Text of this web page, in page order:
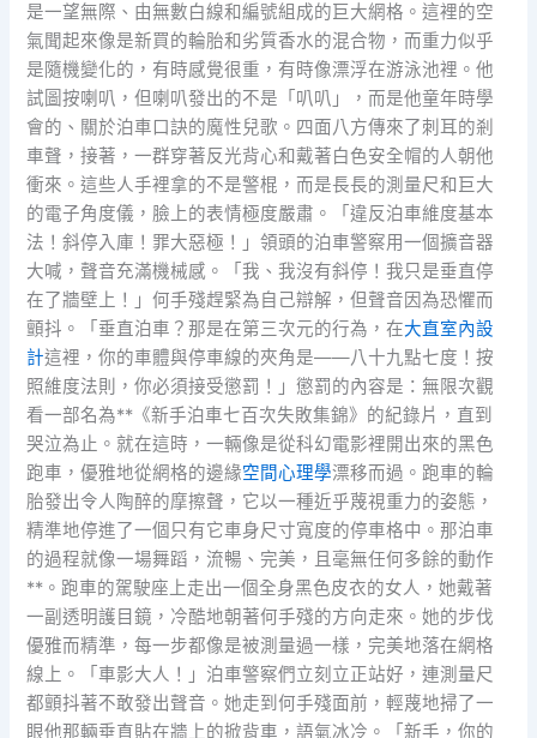
是一望無際、由無數白線和編號組成的巨大網格。這裡的空
氣聞起來像是新買的輪胎和劣質香水的混合物，而重力似乎
是隨機變化的，有時感覺很重，有時像漂浮在游泳池裡。他
試圖按喇叭，但喇叭發出的不是「叭叭」，而是他童年時學
會的、關於泊車口訣的魔性兒歌。四面八方傳來了刺耳的剎
車聲，接著，一群穿著反光背心和戴著白色安全帽的人朝他
衝來。這些人手裡拿的不是警棍，而是長長的測量尺和巨大
的電子角度儀，臉上的表情極度嚴肅。「違反泊車維度基本
法！斜停入庫！罪大惡極！」領頭的泊車警察用一個擴音器
大喊，聲音充滿機械感。「我、我沒有斜停！我只是垂直停
在了牆壁上！」何手殘趕緊為自己辯解，但聲音因為恐懼而
顫抖。「垂直泊車？那是在第三次元的行為，在大直室內設
計這裡，你的車體與停車線的夾角是——八十九點七度！按
照維度法則，你必須接受懲罰！」懲罰的內容是：無限次觀
看一部名為**《新手泊車七百次失敗集錦》的紀錄片，直到
哭泣為止。就在這時，一輛像是從科幻電影裡開出來的黑色
跑車，優雅地從網格的邊緣空間心理學漂移而過。跑車的輪
胎發出令人陶醉的摩擦聲，它以一種近乎蔑視重力的姿態，
精準地停進了一個只有它車身尺寸寬度的停車格中。那泊車
的過程就像一場舞蹈，流暢、完美，且毫無任何多餘的動作
**。跑車的駕駛座上走出一個全身黑色皮衣的女人，她戴著
一副透明護目鏡，冷酷地朝著何手殘的方向走來。她的步伐
優雅而精準，每一步都像是被測量過一樣，完美地落在網格
線上。「車影大人！」泊車警察們立刻立正站好，連測量尺
都顫抖著不敢發出聲音。她走到何手殘面前，輕蔑地掃了一
眼他那輛垂直貼在牆上的掀背車，語氣冰冷。「新手，你的